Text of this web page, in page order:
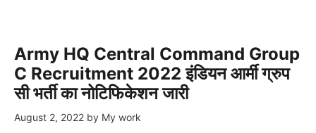
Army HQ Central Command Group
C Recruitment 2022 इंडियन आर्मी ग्रुप
सी भर्ती का नोटिफिकेशन जारी
August 2, 2022 by My work